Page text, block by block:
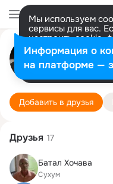
Мы используем
сервисы для вас.
настроить cookie-
представитель.
Разрешить все
Дия
С-Пб
1
Добавить в друзья
Друзья 17
Батал Хочава
Сухум
Информация о
на платформе —